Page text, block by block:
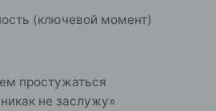
(ключевой момент)
простужаться
не заслужу»